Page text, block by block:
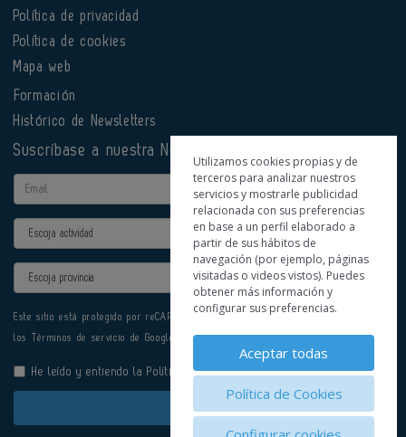
Política de privacidad
Política de cookies
Mapa web
Formación
Histórico de Newsletters
Suscríbase a nuestra Newsletter
Email
Actividad
Provincia
Este sitio está protegido por reCAPTCHA y se aplican la
los Términos de servicio de Google.
He leído y entiendo la Política de Privacidad
Enviar
Utilizamos cookies propias y de
terceros para analizar nuestros
servicios y mostrarle publicidad
relacionada con sus preferencias
en base a un perfil elaborado a
partir de sus hábitos de
navegación (por ejemplo, páginas
visitadas o videos vistos). Puedes
obtener más información y
configurar sus preferencias.
Aceptar todas
Política de Cookies